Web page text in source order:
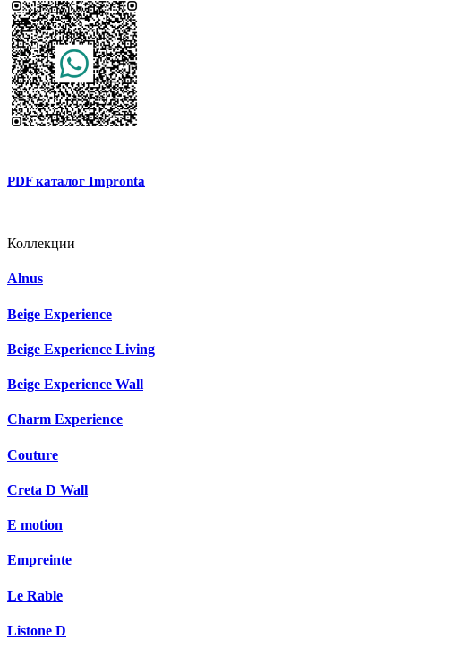
PDF каталог Impronta
Коллекции
Alnus
Beige Experience
Beige Experience Living
Beige Experience Wall
Charm Experience
Couture
Creta D Wall
E motion
Empreinte
Le Rable
Listone D